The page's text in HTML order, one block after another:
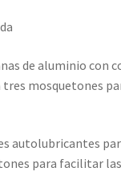
de aluminio con
mosquetones
autolubricantes
para facilitar